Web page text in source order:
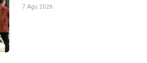
7 Agu 2026